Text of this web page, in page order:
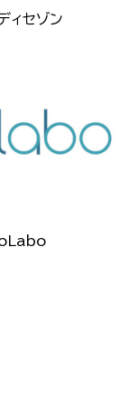
ィセゾン